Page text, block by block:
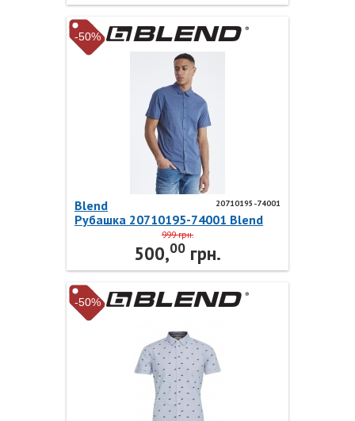
-50%
20710195-74001
Blend
Рубашка 20710195-74001 Blend
999 грн.
500,00 грн.
-50%